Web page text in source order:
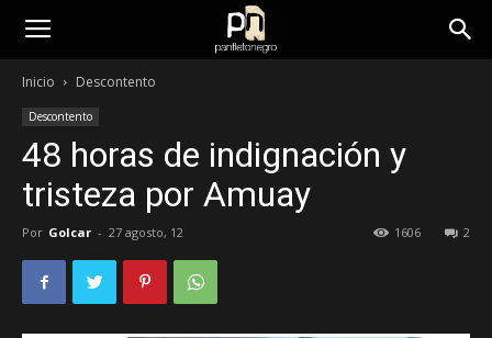
panfletonegro
Inicio Descontento
Descontento
48 horas de indignación y
tristeza por Amuay
Por Golcar - 27 agosto, 12 2
1606